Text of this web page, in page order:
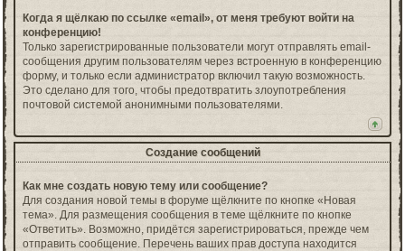
Когда я щёлкаю по ссылке «email», от меня требуют войти на
конференцию!
Только зарегистрированные пользователи могут отправлять email-
сообщения другим пользователям через встроенную в конференцию
форму, и только если администратор включил такую возможность.
Это сделано для того, чтобы предотвратить злоупотребления
почтовой системой анонимными пользователями.
Создание сообщений
Как мне создать новую тему или сообщение?
Для создания новой темы в форуме щёлкните по кнопке «Новая
тема». Для размещения сообщения в теме щёлкните по кнопке
«Ответить». Возможно, придётся зарегистрироваться, прежде чем
отправить сообщение. Перечень ваших прав доступа находится